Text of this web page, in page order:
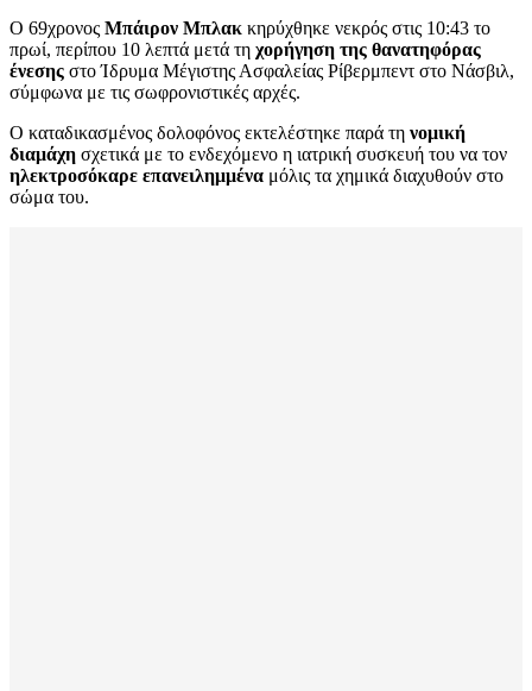
Ο 69χρονος Μπάιρον Μπλακ κηρύχθηκε νεκρός στις 10:43 το
πρωί, περίπου 10 λεπτά μετά τη χορήγηση της θανατηφόρας
ένεσης στο Ίδρυμα Μέγιστης Ασφαλείας Ρίβερμπεντ στο Νάσβιλ,
σύμφωνα με τις σωφρονιστικές αρχές.
Ο καταδικασμένος δολοφόνος εκτελέστηκε παρά τη νομική
διαμάχη σχετικά με το ενδεχόμενο η ιατρική συσκευή του να τον
ηλεκτροσόκαρε επανειλημμένα μόλις τα χημικά διαχυθούν στο
σώμα του.